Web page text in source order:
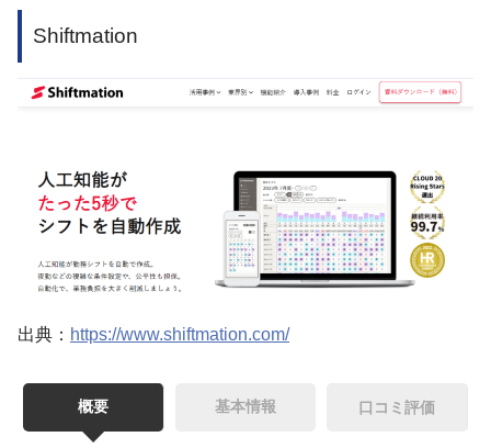
Shiftmation
出典： https://www.shiftmation.com/
概要 基本情報 口コミ評価